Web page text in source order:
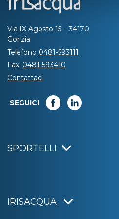
Via IX Agosto 15 – 34170
Gorizia
Telefono 0481-593111
Fax: 0481-593410
Contattaci
SEGUICI
SPORTELLI
IRISACQUA